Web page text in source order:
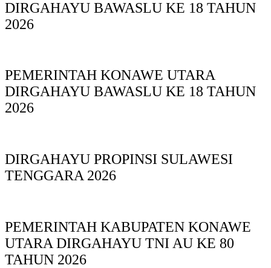
DIRGAHAYU BAWASLU KE 18 TAHUN
2026
PEMERINTAH KONAWE UTARA
DIRGAHAYU BAWASLU KE 18 TAHUN
2026
DIRGAHAYU PROPINSI SULAWESI
TENGGARA 2026
PEMERINTAH KABUPATEN KONAWE
UTARA DIRGAHAYU TNI AU KE 80
TAHUN 2026